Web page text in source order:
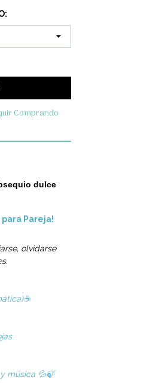
Comprando
dulce
para Pareja!
olvidarse
☕
música 💦🍃